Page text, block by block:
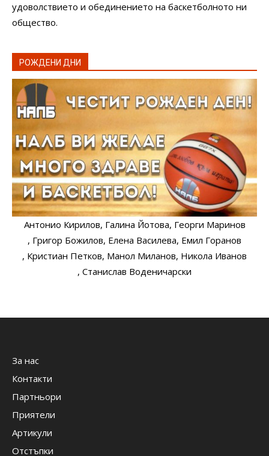
удоволствието и обединението на баскетболното ни
общество.
РОЖДЕНИ ДНИ
Антонио Кирилов, Галина Йотова, Георги Маринов
, Григор Божилов, Елена Василева, Емил Горанов
, Кристиан Петков, Манол Миланов, Никола Иванов
, Станислав Воденичарски
За нас
Контакти
Партньори
Приятели
Артикули
Отстъпки